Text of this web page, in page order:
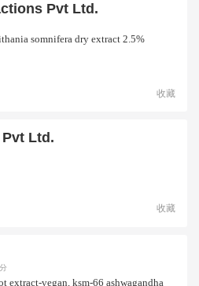
Pvt Ltd.
somnifera dry extract 2.5%
收藏
Ltd.
收藏
extract-vegan, ksm-66 ashwagandha